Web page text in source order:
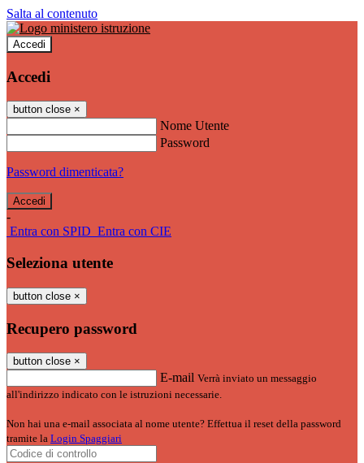
Salta al contenuto
Accedi
Accedi
button close ×
Nome Utente
Password
Password dimenticata?
-
Entra con SPID Entra con CIE
Seleziona utente
button close ×
Recupero password
button close ×
E-mail Verrà inviato un messaggio
all'indirizzo indicato con le istruzioni necessarie.
Non hai una e-mail associata al nome utente? Effettua il reset della password
tramite la Login Spaggiari